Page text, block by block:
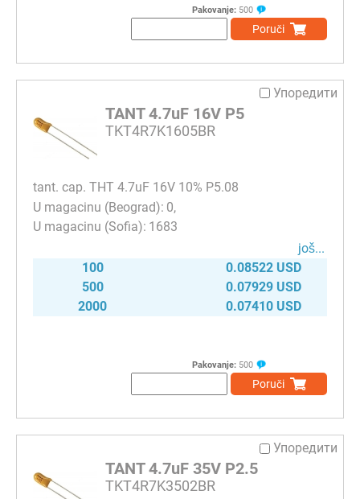
Pakovanje: 500
Poruči
Упоредити
TANT 4.7uF 16V P5
TKT4R7K1605BR
tant. cap. THT 4.7uF 16V 10% P5.08
0
1683
јоš...
100
0.08522 USD
500
0.07929 USD
2000
0.07410 USD
Pakovanje: 500
Poruči
Упоредити
TANT 4.7uF 35V P2.5
TKT4R7K3502BR